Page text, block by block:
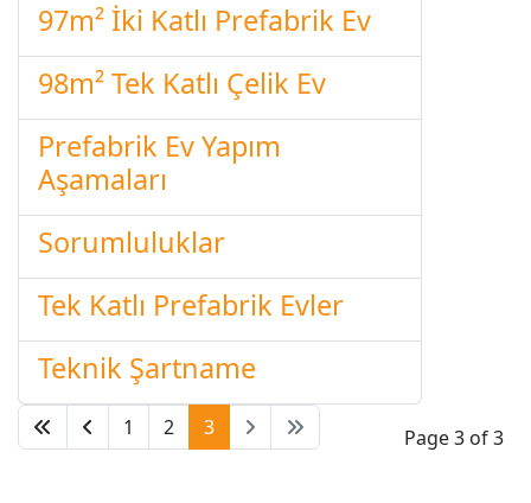
97m² İki Katlı Prefabrik Ev
98m² Tek Katlı Çelik Ev
Prefabrik Ev Yapım
Aşamaları
Sorumluluklar
Tek Katlı Prefabrik Evler
Teknik Şartname
Page 3 of 3
1 2 3